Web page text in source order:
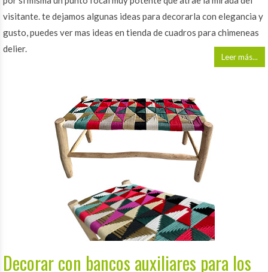
visitante. te dejamos algunas ideas para decorarla con elegancia y
gusto, puedes ver mas ideas en tienda de cuadros para chimeneas
delier.
Leer más...
Decorar con bancos auxiliares para los